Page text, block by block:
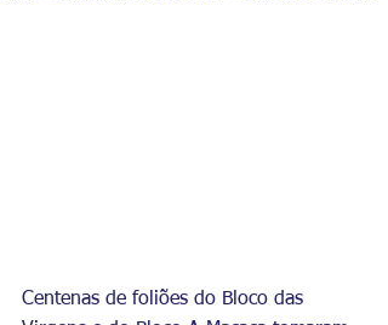
Centenas de foliões do Bloco das